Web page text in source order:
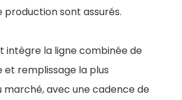
production sont assurés.
intègre la ligne combinée de
et remplissage la plus
avec une cadence de